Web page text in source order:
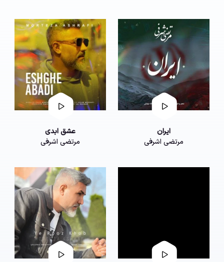
ایران
مرتضی اشرفی
عشق ابدی
مرتضی اشرفی